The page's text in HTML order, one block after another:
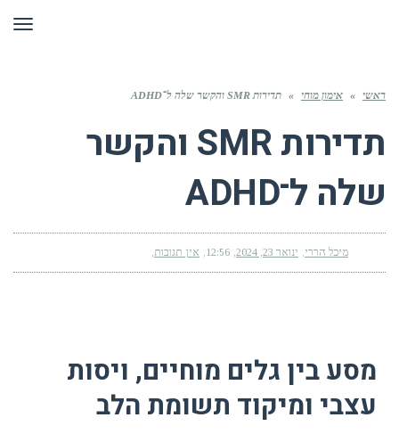
ראשי » אימון מוחי » תדירות SMR והקשר שלה ל־ADHD
תדירות SMR והקשר
שלה ל־ADHD
מיכל הררי ינואר 23, 2024 12:56 אין תגובות
מסע בין גלים מוחיים, ויסות
עצבי ומיקוד תשומת הלב